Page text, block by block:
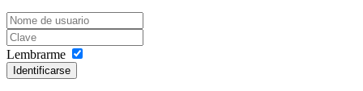
Lembrarme
Identificarse